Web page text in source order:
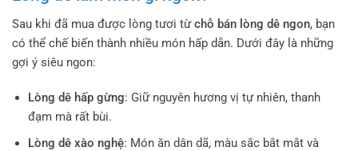
Sau khi đã mua được lòng tươi từchỗ bán lòng dê ngon, bạn
có thể chế biến thành nhiều món hấp dẫn. Dưới đây là những
gợi ý siêu ngon:
Lòng dê hấp gừng: Giữ nguyên hương vị tự nhiên, thanh
đạm mà rất bùi.
Lòng dê xào nghệ: Món ăn dân dã, màu sắc bắt mắt và